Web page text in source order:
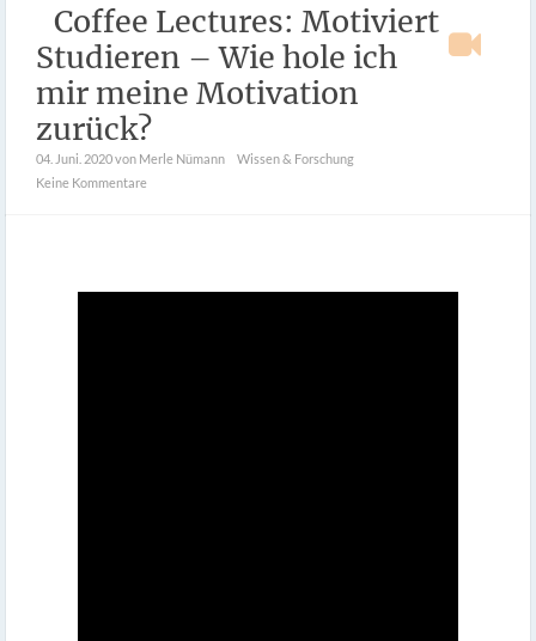
Coffee Lectures: Motiviert
Studieren – Wie hole ich
mir meine Motivation
zurück?
04. Juni. 2020von Merle Nümann
Wissen & Forschung
Keine Kommentare